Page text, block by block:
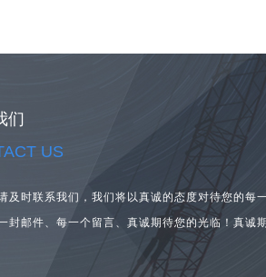
及时联系我们，我们将以真诚的态度对待您的每
封邮件、每一个留言、真诚期待您的光临！真诚
们
US